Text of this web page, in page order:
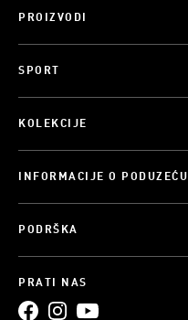
PROIZVODI
SPORT
KOLEKCIJE
INFORMACIJE O PODUZEĆU
PODRŠKA
PRATI NAS